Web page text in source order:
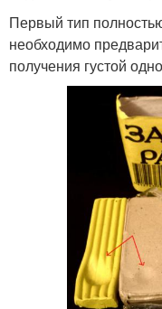
Первый тип
необходимо
получения густой